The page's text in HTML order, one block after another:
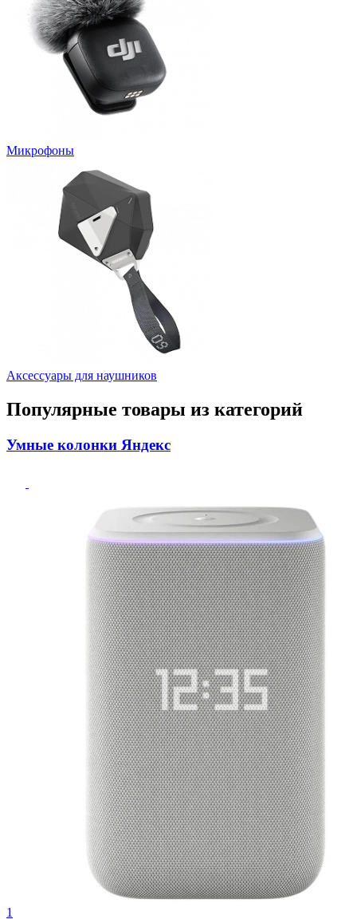
Микрофоны
Аксессуары для наушников
Популярные товары из категорий
Умные колонки Яндекс
1